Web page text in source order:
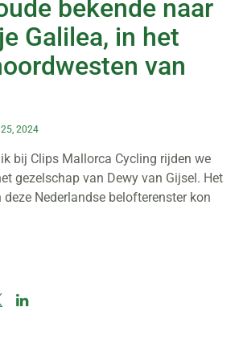
bekende naar
Galilea, in het
van
2024
bij Clips Mallorca Cycling rijden we
gezelschap van Dewy van Gijsel. Het
Nederlandse belofterenster kon